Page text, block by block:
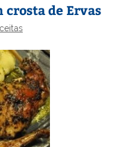
crosta de Ervas